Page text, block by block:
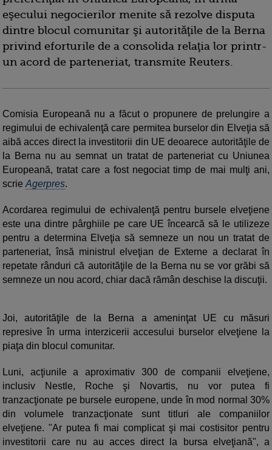
eşecului negocierilor menite să rezolve disputa
dintre blocul comunitar şi autorităţile de la Berna
privind eforturile de a consolida relaţia lor printr-
un acord de parteneriat, transmite Reuters.
Comisia Europeană nu a făcut o propunere de prelungire a
regimului de echivalenţă care permitea burselor din Elveţia să
aibă acces direct la investitorii din UE deoarece autorităţile de
la Berna nu au semnat un tratat de parteneriat cu Uniunea
Europeană, tratat care a fost negociat timp de mai mulţi ani,
scrie Agerpres.
Acordarea regimului de echivalenţă pentru bursele elveţiene
este una dintre pârghiile pe care UE încearcă să le utilizeze
pentru a determina Elveţia să semneze un nou un tratat de
parteneriat, însă ministrul elveţian de Externe a declarat în
repetate rânduri că autorităţile de la Berna nu se vor grăbi să
semneze un nou acord, chiar dacă rămân deschise la discuţii.
Joi, autorităţile de la Berna a ameninţat UE cu măsuri
represive în urma interzicerii accesului burselor elveţiene la
piaţa din blocul comunitar.
Luni, acţiunile a aproximativ 300 de companii elveţiene,
inclusiv Nestle, Roche şi Novartis, nu vor putea fi
tranzacţionate pe bursele europene, unde în mod normal 30%
din volumele tranzacţionate sunt titluri ale companiilor
elveţiene. "Ar putea fi mai complicat şi mai costisitor pentru
investitorii care nu au acces direct la bursa elveţiană", a